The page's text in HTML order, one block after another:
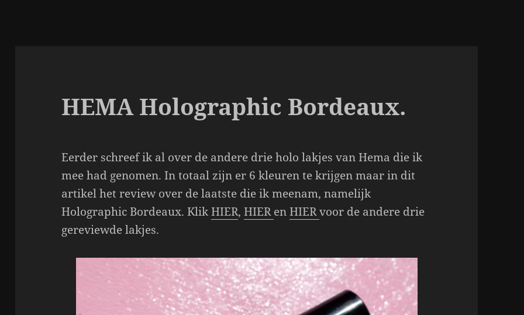
HEMA Holographic Bordeaux.
Eerder schreef ik al over de andere drie holo lakjes van Hema die ik
mee had genomen. In totaal zijn er 6 kleuren te krijgen maar in dit
artikel het review over de laatste die ik meenam, namelijk
Holographic Bordeaux. KlikHIER,HIERenHIERvoor de andere drie
gereviewde lakjes.